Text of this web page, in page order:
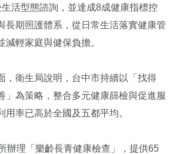
活型態諮詢，並達成8成健康指標控
長期照護體系，從日常生活落實健康管
減輕家庭與健保負擔。
，衛生局說明，台中市持續以「找得
」為策略，整合多元健康篩檢與促進服
用率已高於全國及五都平均。
辦理「樂齡長青健康檢查」，提供65